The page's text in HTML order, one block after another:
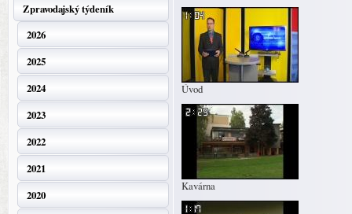
Zpravodajský týdeník
2026
2025
2024
2023
2022
2021
2020
Úvod
Kavárna